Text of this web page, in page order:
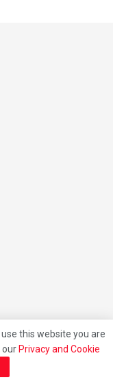
Us
this website you are
our Privacy and Cookie